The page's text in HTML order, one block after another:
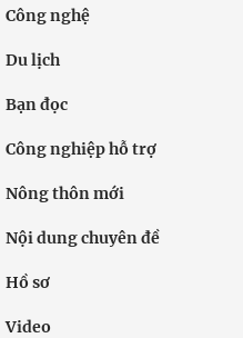
Công nghệ
Du lịch
Bạn đọc
Công nghiệp hỗ trợ
Nông thôn mới
Nội dung chuyên đề
Hồ sơ
Video